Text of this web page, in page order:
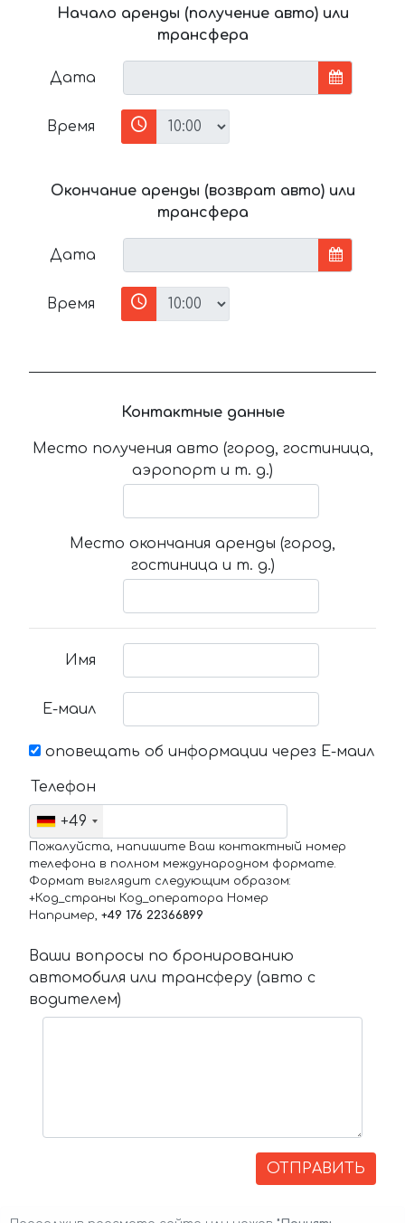
Начало аренды (получение авто) или
трансфера
Дата
Время
Окончание аренды (возврат авто) или
трансфера
Дата
Время
Контактные данные
Место получения авто (город, гостиница,
аэропорт и т. д.)
Место окончания аренды (город,
гостиница и т. д.)
Имя
Е-маил
оповещать об информации через Е-маил
Телефон
+49
Пожалуйста, напишите Ваш контактный номер
телефона в полном международном формате.
Формат выглядит следующим образом:
+Код_страны Код_оператора Номер
Например, +49 176 22366899
Ваши вопросы по бронированию
автомобиля или трансферу (авто с
водителем)
ОТПРАВИТЬ